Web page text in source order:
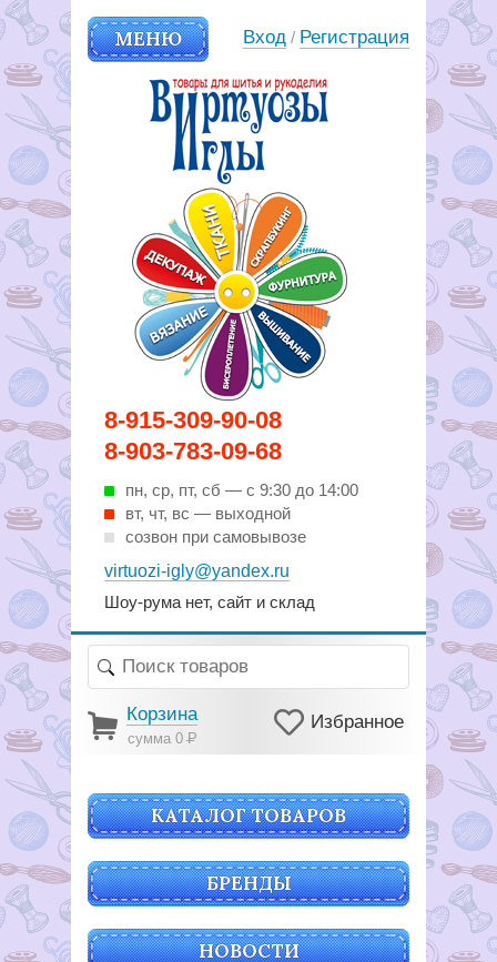
8-915-309-90-08
8-903-783-09-68
пн, ср, пт, cб — с 9:30 до 14:00
вт, чт, вс — выходной
созвон при самовывозе
virtuozi-igly@yandex.ru
Шоу-рума нет, сайт и склад
МЕНЮ
Вирутозы иглы. Товары для
шитья и рукоделья
Вход / Регистрация
Корзина
сумма 0Р
Избранное
КАТАЛОГ ТОВАРОВ
БРЕНДЫ
НОВОСТИ